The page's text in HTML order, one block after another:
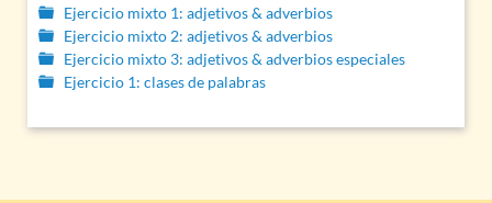
Ejercicio mixto 1: adjetivos & adverbios
Ejercicio mixto 2: adjetivos & adverbios
Ejercicio mixto 3: adjetivos & adverbios especiales
Ejercicio 1: clases de palabras